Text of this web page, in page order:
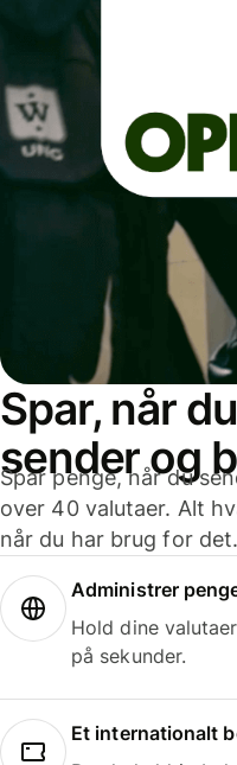
Spar, når
sender og
Spar penge, når du
over 40 valutaer. Alt
når du har brug for det.
Administrer
Hold dine
på sekunder.
Et internationalt